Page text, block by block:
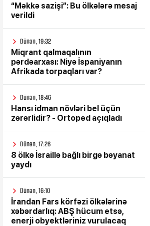
“Məkkə sazişi”: Bu ölkələrə mesaj
verildi
Dünən, 19:32
Miqrant qalmaqalının
pərdəarxası: Niyə İspaniyanın
Afrikada torpaqları var?
Dünən, 18:46
Hansı idman növləri bel üçün
zərərlidir? - Ortoped açıqladı
Dünən, 17:26
8 ölkə İsraillə bağlı birgə bəyanat
yaydı
Dünən, 16:10
İrandan Fars körfəzi ölkələrinə
xəbərdarlıq: ABŞ hücum etsə,
enerji obyektləriniz vurulacaq